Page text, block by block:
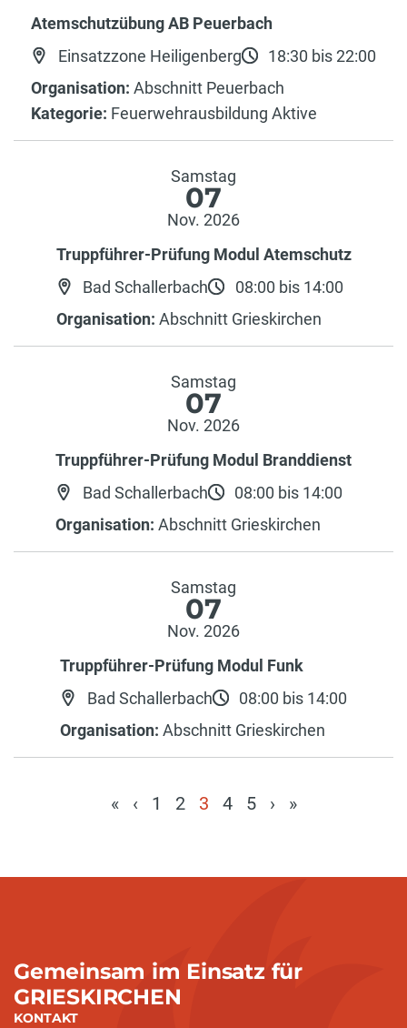
Atemschutzübung AB Peuerbach
Einsatzzone Heiligenberg
18:30 bis 22:00
Organisation: Abschnitt Peuerbach
Kategorie: Feuerwehrausbildung Aktive
Samstag
07
Nov. 2026
Truppführer-Prüfung Modul Atemschutz
Bad Schallerbach
08:00 bis 14:00
Organisation: Abschnitt Grieskirchen
Samstag
07
Nov. 2026
Truppführer-Prüfung Modul Branddienst
Bad Schallerbach
08:00 bis 14:00
Organisation: Abschnitt Grieskirchen
Samstag
07
Nov. 2026
Truppführer-Prüfung Modul Funk
Bad Schallerbach
08:00 bis 14:00
Organisation: Abschnitt Grieskirchen
« ‹ 1 2 3 4 5 › »
Gemeinsam im Einsatz für
GRIESKIRCHEN
KONTAKT